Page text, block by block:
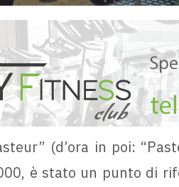
(d’ora in poi:
è stato un punto di